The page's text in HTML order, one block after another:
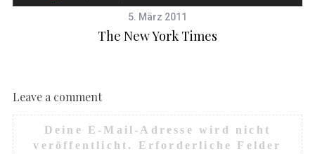
5. März 2011
The New York Times
Leave a comment
Deine E-Mail-Adresse wird nicht
veröffentlicht.
Erforderliche Felder